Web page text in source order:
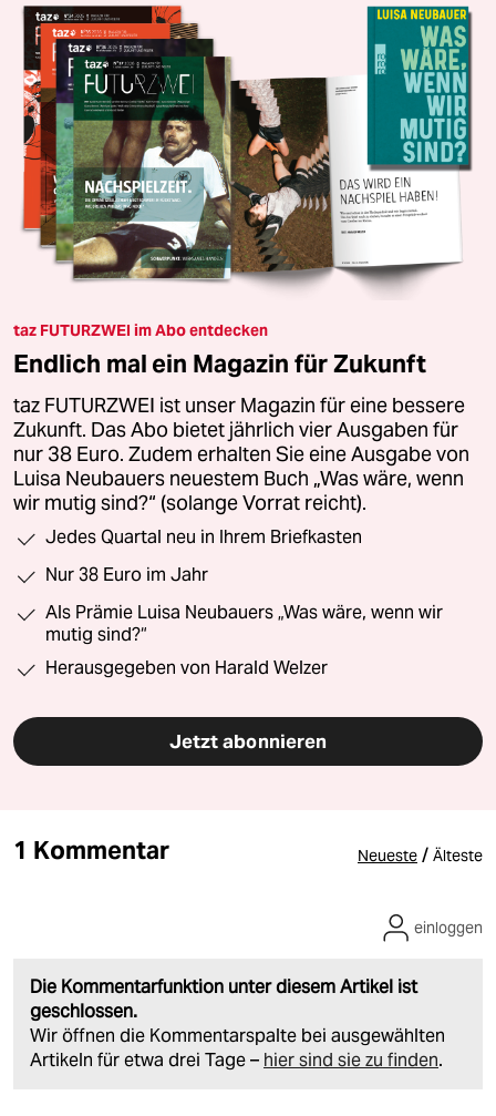
taz FUTURZWEI im Abo entdecken
Endlich mal ein Magazin für Zukunft
taz FUTURZWEI ist unser Magazin für eine bessere
Zukunft. Das Abo bietet jährlich vier Ausgaben für
nur 38 Euro. Zudem erhalten Sie eine Ausgabe von
Luisa Neubauers neuestem Buch „Was wäre, wenn
wir mutig sind?“ (solange Vorrat reicht).
Jedes Quartal neu in Ihrem Briefkasten
Nur 38 Euro im Jahr
Als Prämie Luisa Neubauers „Was wäre, wenn wir
mutig sind?“
Herausgegeben von Harald Welzer
Jetzt abonnieren
1 Kommentar Neueste / Älteste
Die Kommentarfunktion unter diesem Artikel ist
geschlossen.
Wir öffnen die Kommentarspalte bei ausgewählten
Artikeln für etwa drei Tage – hier sind sie zu finden.
einloggen